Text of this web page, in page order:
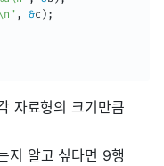
, &c ) ;
자료형의 크기만큼
지 알고 싶다면 9행